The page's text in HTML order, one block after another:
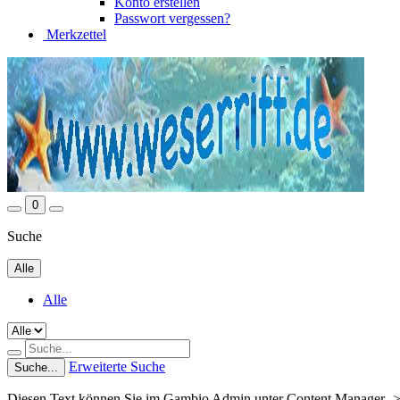
Passwort vergessen?
Merkzettel
0
Suche
Alle
Alle
Suche... Erweiterte Suche